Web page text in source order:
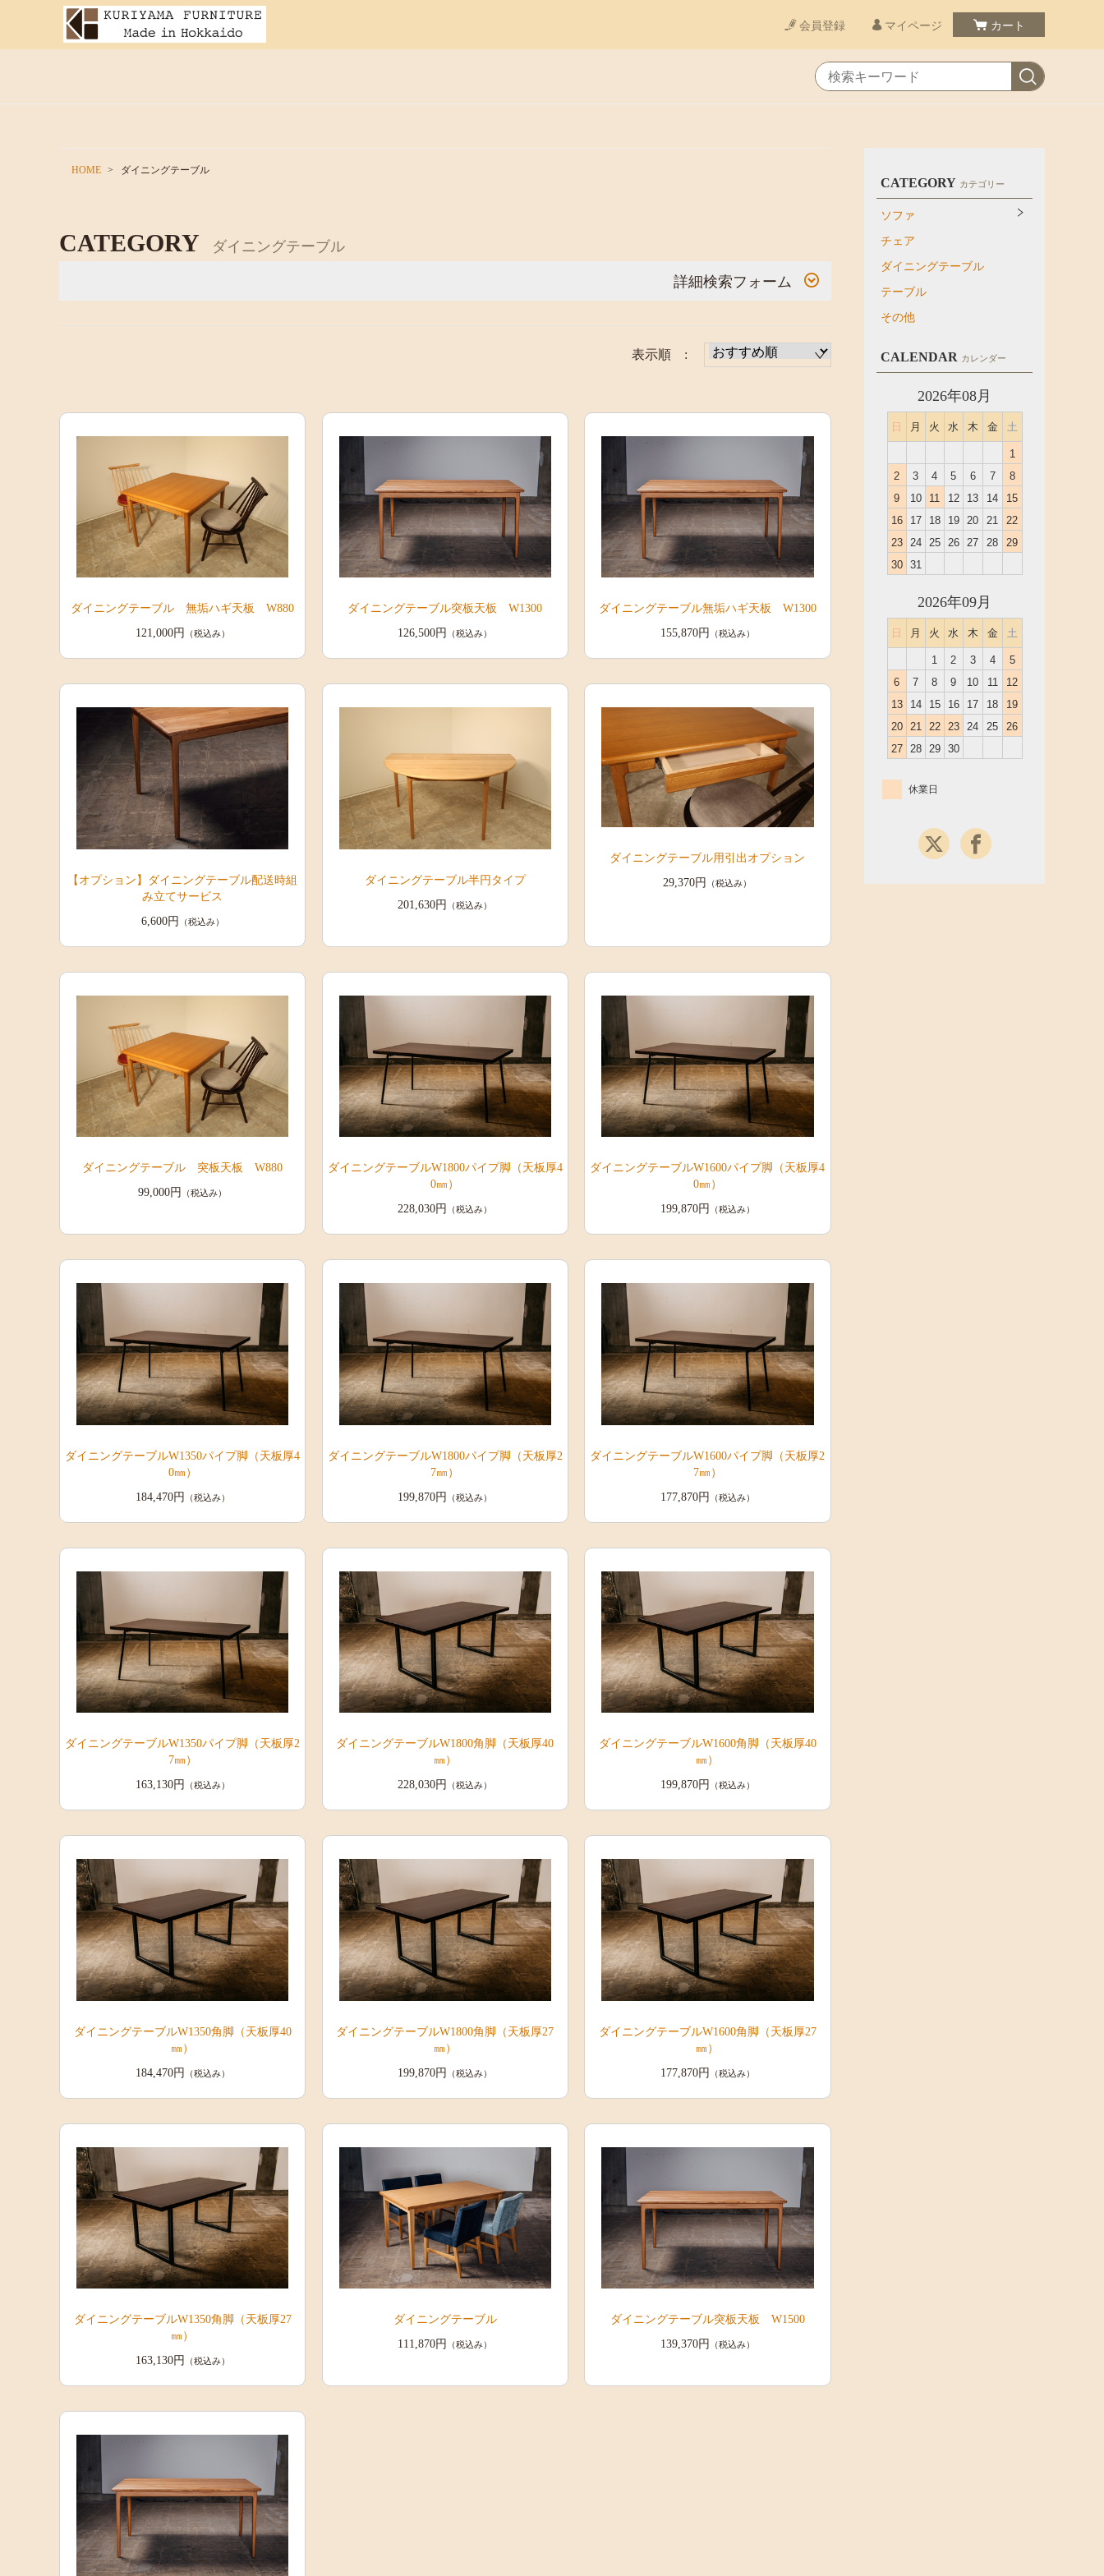
会員登録 マイページ カート
HOME ダイニングテーブル
CATEGORY ダイニングテーブル
詳細検索フォーム
表示順 :
ダイニングテーブル 無垢ハギ天板 W880
121,000円
（税込み）
ダイニングテーブル突板天板 W1300
126,500円
（税込み）
ダイニングテーブル無垢ハギ天板 W1300
155,870円
（税込み）
【オプション】ダイニングテーブル配送時組
み立てサービス
6,600円
（税込み）
ダイニングテーブル半円タイプ
201,630円
（税込み）
ダイニングテーブル用引出オプション
29,370円
（税込み）
ダイニングテーブル 突板天板 W880
99,000円
（税込み）
ダイニングテーブルW1800パイプ脚（天板厚4
0㎜）
228,030円
（税込み）
ダイニングテーブルW1600パイプ脚（天板厚4
0㎜）
199,870円
（税込み）
ダイニングテーブルW1350パイプ脚（天板厚4
0㎜）
184,470円
（税込み）
ダイニングテーブルW1800パイプ脚（天板厚2
7㎜）
199,870円
（税込み）
ダイニングテーブルW1600パイプ脚（天板厚2
7㎜）
177,870円
（税込み）
ダイニングテーブルW1350パイプ脚（天板厚2
7㎜）
163,130円
（税込み）
ダイニングテーブルW1800角脚（天板厚40
㎜）
228,030円
（税込み）
ダイニングテーブルW1600角脚（天板厚40
㎜）
199,870円
（税込み）
ダイニングテーブルW1350角脚（天板厚40
㎜）
184,470円
（税込み）
ダイニングテーブルW1800角脚（天板厚27
㎜）
199,870円
（税込み）
ダイニングテーブルW1600角脚（天板厚27
㎜）
177,870円
（税込み）
ダイニングテーブルW1350角脚（天板厚27
㎜）
163,130円
（税込み）
ダイニングテーブル
111,870円
（税込み）
ダイニングテーブル突板天板 W1500
139,370円
（税込み）
CATEGORY カテゴリー
ソファ
チェア
ダイニングテーブル
テーブル
その他
CALENDAR カレンダー
2026年08月
日 月 火 水 木 金 土
1
2
3 4 5 6 7
8
9
10 11 12 13 14
15
16
17 18 19 20 21
22
23
24 25 26 27 28
29
30
31
2026年09月
日 月 火 水 木 金 土
1 2 3 4
5
6
7 8 9 10 11
12
13
14 15 16 17 18
19
20
21 22 23 24 25
26
27
28 29 30
休業日